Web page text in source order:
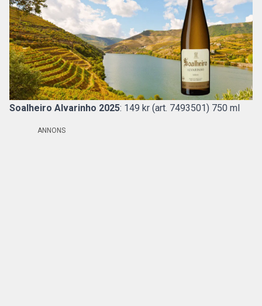
Soalheiro Alvarinho 2025: 149 kr (art. 7493501) 750 ml
ANNONS